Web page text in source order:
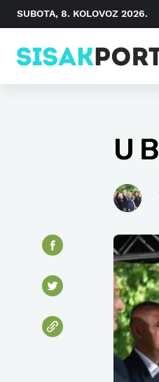
SUBOTA, 8. KOLOVOZ 2026.
U